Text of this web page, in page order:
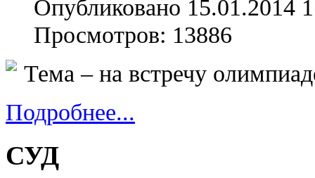
Опубликовано 15.01.2014
Просмотров: 13886
Тема – на встречу
Подробнее...
СУД